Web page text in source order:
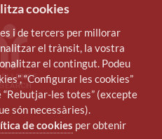
cookies
i de tercers per millorar
el trànsit, la vostra
el contingut. Podeu
“Configurar les cookies”
“Rebutjar-les totes” (excepte
són necessàries).
de cookies per obtenir